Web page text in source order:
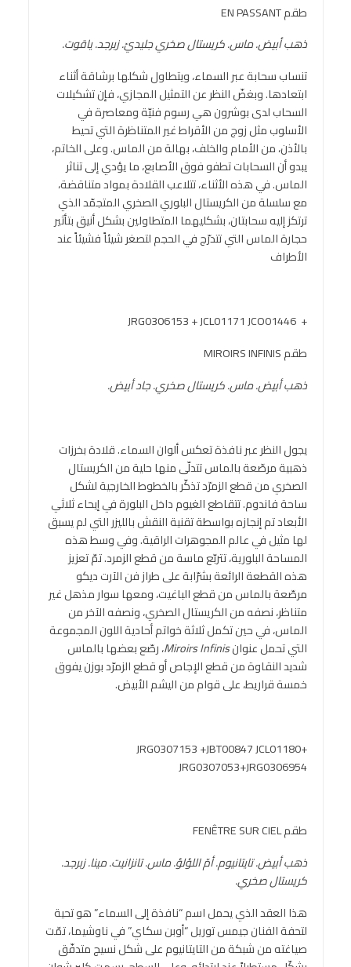
طقم EN PASSANT
ذهب أبيض. ماس. كريستال صخري جليديّ. زبرجد. ياقوت.
تنساب سحابة عبر السماء، ويتطاول شكلها برشاقة أثناء
ابتعادها. وبغضّ النظر عن التمثيل المجازي، فإن تشكيلات
السحاب لدى بوشرون هي رسوم فنيّة ومعاصرة في
الأسلوب مثل زوج من الأقراط غير المتناظرة التي تحيط
بالأذن، من الأمام والخلف، بهالة من الماس. وعلى الخاتم،
يبدو أن السحابات تطفو فوق الأصابع، ما يؤدي إلى تناثر
الماس. في هذه الأثناء، تتلاعب القلادة بمواد متناقضة،
مع سلسلة من الكريستال البلوري الصخري المتجمّد الذي
ترتكز إليه سحابتان، بشكليهما المتطاولين بشكل أنيق بتأثير
حجارة الماس التي تتدرّج في الحجم لتصغر شيئاً فشيئاً عند
الأطراف
+ JRG0306153 + JCL01171 JCO01446
طقم MIROIRS INFINIS
ذهب أبيض. ماس. كريستال صخري. جاد أبيض.
يجول النظر عبر نافذة تعكس ألوان السماء. قلادة بخرزات
ذهبية مرصّعة بالماس تتدلّى منها حلية من الكريستال
الصخري من قطع الزمرّد تذكّر بالخطوط الخارجية لشكل
ساحة فاندوم. تتقاطع الغيوم داخل البلورة في إيحاء ثلاثي
الأبعاد تم إنجازه بواسطة تقنية النقش بالليزر التي لم يسبق
لها مثيل في عالم المجوهرات الراقية. وفي وسط هذه
المساحة البلورية، تتربّع ماسة من قطع الزمرد. تمّ تعزيز
هذه القطعة الرائعة بشرّابة على طراز فن الآرت ديكو
مرصّعة بالماس من قطع الباغيت، ومعها سوار مذهل غير
متناظر، نصفه من الكريستال الصخري، ونصفه الآخر من
الماس، في حين تكمل ثلاثة خواتم أحادية اللون المجموعة
التي تحمل عنوانMiroirs Infinis، رصّع بعضها بالماس
شديد النقاوة من قطع الإجاص أو قطع الزمرّد بوزن يفوق
خمسة قراريط، على قوام من اليشم الأبيض.
+JRG0307153 +JBT00847 JCL01180
JRG0307053+JRG0306954
طقم FENÊTRE SUR CIEL
ذهب أبيض. تايتانيوم. أمّ اللؤلؤ. ماس. تانزانيت. مينا. زبرجد.
كريستال صخري.
هذا العقد الذي يحمل اسم “نافذة إلى السماء” هو تحية
لتحفة الفنان جيمس توريل “أوبن سكاي” في ناوشيما، تمّت
صياغته من شبكة من التايتانيوم على شكل نسيج متدفّق